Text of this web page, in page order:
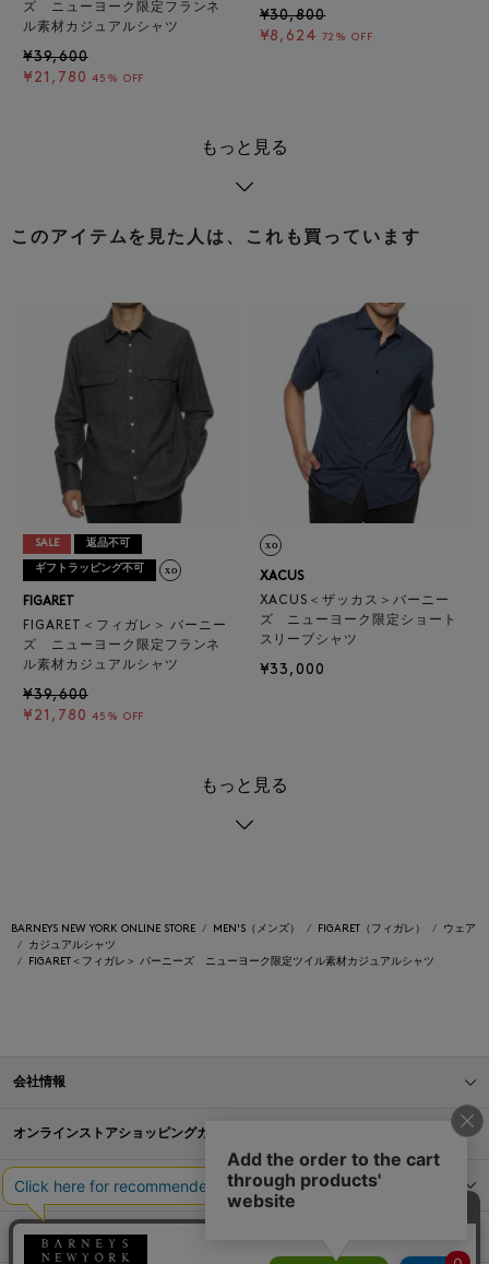
ズ ニューヨーク限定フランネ
ル素材カジュアルシャツ
¥39,600
¥21,780 45% OFF
¥30,800
¥8,624
72% OFF
もっと見る
このアイテムを見た人は、これも買っています
SALE 返品不可
ギフトラッピング不可
FIGARET
FIGARET＜フィガレ＞ バーニー
ズ ニューヨーク限定フランネ
ル素材カジュアルシャツ
¥39,600
¥21,780 45% OFF
XACUS
XACUS＜ザッカス＞バーニー
ズ ニューヨーク限定ショート
スリーブシャツ
¥33,000
もっと見る
BARNEYS NEW YORK ONLINE STORE MEN'S（メンズ） FIGARET（フィガレ）
ウェア
カジュアルシャツ
FIGARET＜フィガレ＞ バーニーズ ニューヨーク限定ツイル素材カジュアルシャツ
会社情報
オンラインストアショッピングガイド
店舗情報
サービス